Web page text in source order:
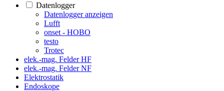
Datenlogger
Datenlogger anzeigen
Lufft
onset - HOBO
testo
Trotec
elek.-mag. Felder HF
elek.-mag. Felder NF
Elektrostatik
Endoskope